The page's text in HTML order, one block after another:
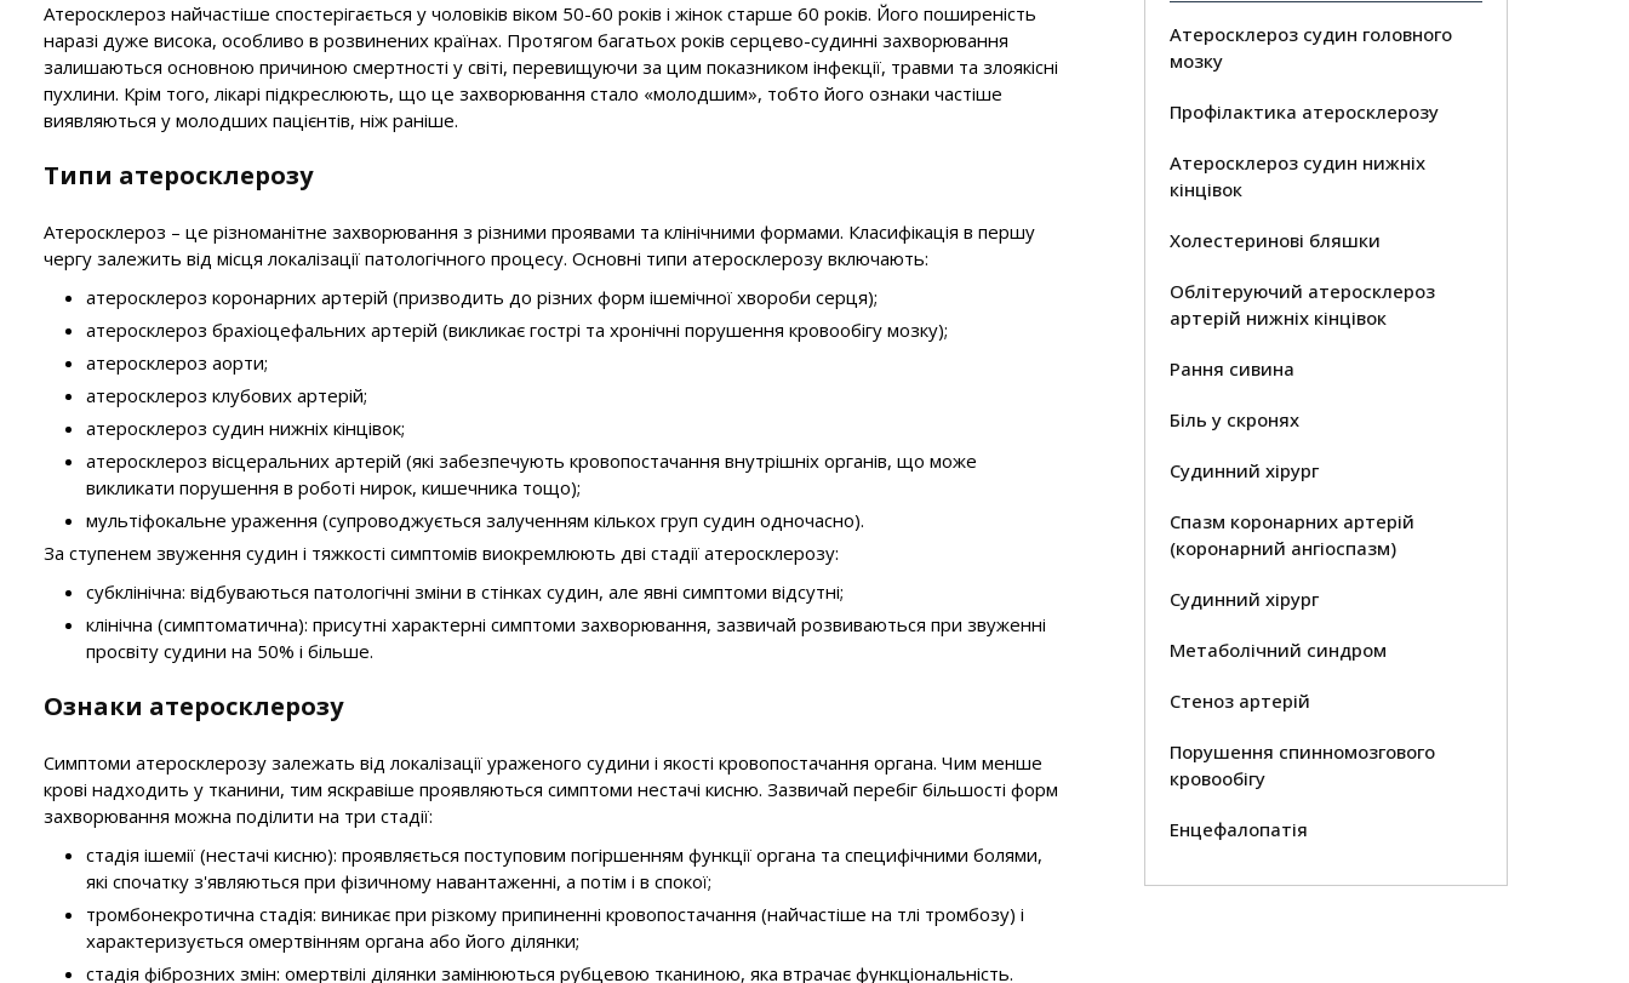
Атеросклероз судин головного
мозку
Профілактика атеросклерозу
Атеросклероз судин нижніх
кінцівок
Холестеринові бляшки
Облітеруючий атеросклероз
артерій нижніх кінцівок
Рання сивина
Біль у скронях
Судинний хірург
Спазм коронарних артерій
(коронарний ангіоспазм)
Судинний хірург
Метаболічний синдром
Стеноз артерій
Порушення спинномозгового
кровообігу
Енцефалопатія
Атеросклероз найчастіше спостерігається у чоловіків віком 50-60 років і жінок старше 60 років. Його поширеність
наразі дуже висока, особливо в розвинених країнах. Протягом багатьох років серцево-судинні захворювання
залишаються основною причиною смертності у світі, перевищуючи за цим показником інфекції, травми та злоякісні
пухлини. Крім того, лікарі підкреслюють, що це захворювання стало «молодшим», тобто його ознаки частіше
виявляються у молодших пацієнтів, ніж раніше.
Типи атеросклерозу
Атеросклероз – це різноманітне захворювання з різними проявами та клінічними формами. Класифікація в першу
чергу залежить від місця локалізації патологічного процесу. Основні типи атеросклерозу включають:
атеросклероз коронарних артерій (призводить до різних форм ішемічної хвороби серця);
атеросклероз брахіоцефальних артерій (викликає гострі та хронічні порушення кровообігу мозку);
атеросклероз аорти;
атеросклероз клубових артерій;
атеросклероз судин нижніх кінцівок;
атеросклероз вісцеральних артерій (які забезпечують кровопостачання внутрішніх органів, що може
викликати порушення в роботі нирок, кишечника тощо);
мультіфокальне ураження (супроводжується залученням кількох груп судин одночасно).
За ступенем звуження судин і тяжкості симптомів виокремлюють дві стадії атеросклерозу:
субклінічна: відбуваються патологічні зміни в стінках судин, але явні симптоми відсутні;
клінічна (симптоматична): присутні характерні симптоми захворювання, зазвичай розвиваються при звуженні
просвіту судини на 50% і більше.
Ознаки атеросклерозу
Симптоми атеросклерозу залежать від локалізації ураженого судини і якості кровопостачання органа. Чим менше
крові надходить у тканини, тим яскравіше проявляються симптоми нестачі кисню. Зазвичай перебіг більшості форм
захворювання можна поділити на три стадії:
стадія ішемії (нестачі кисню): проявляється поступовим погіршенням функції органа та специфічними болями,
які спочатку з'являються при фізичному навантаженні, а потім і в спокої;
тромбонекротична стадія: виникає при різкому припиненні кровопостачання (найчастіше на тлі тромбозу) і
характеризується омертвінням органа або його ділянки;
стадія фіброзних змін: омертвілі ділянки замінюються рубцевою тканиною, яка втрачає функціональність.